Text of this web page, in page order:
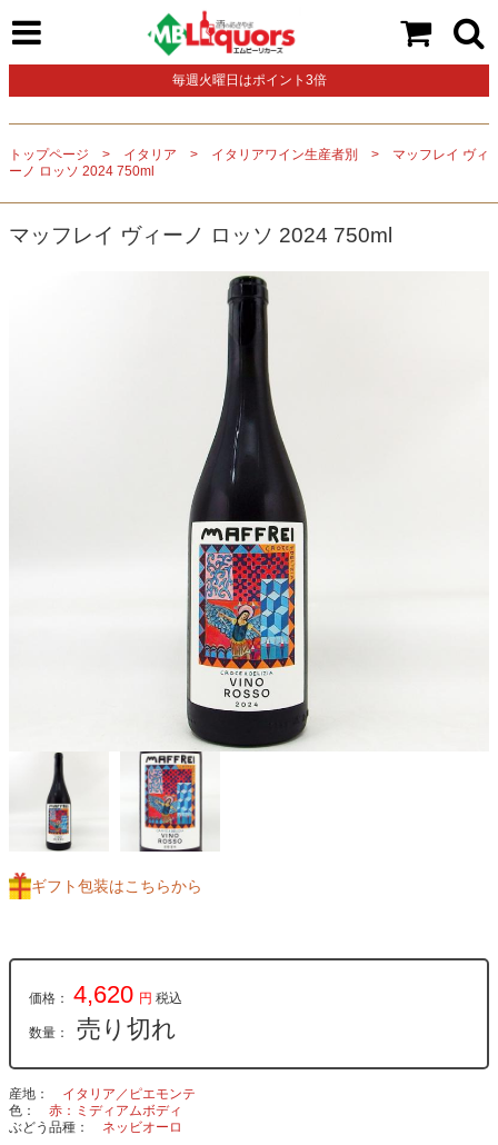
毎週火曜日はポイント3倍
トップページ イタリア イタリアワイン生産者別
マッフレイ ヴィ
ーノ ロッソ 2024 750ml
マッフレイ ヴィーノ ロッソ 2024 750ml
ギフト包装はこちらから
価格： 4,620 円 税込
数量： 売り切れ
産地
イタリア／ピエモンテ
色
赤：ミディアムボディ
ぶどう品種
ネッビオーロ